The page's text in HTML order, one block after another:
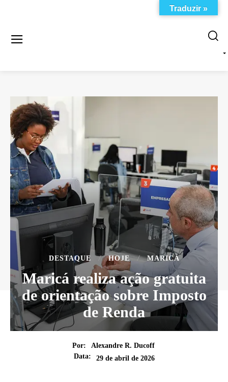
DESTAQUE HOJE MARICÁ
Maricá realiza ação gratuita
de orientação sobre Imposto
de Renda
Por:
Alexandre R. Ducoff
Data:
29 de abril de 2026
Traduzir »